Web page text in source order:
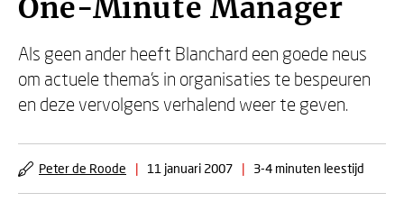
One-Minute Manager
Als geen ander heeft Blanchard een goede neus
om actuele thema's in organisaties te bespeuren
en deze vervolgens verhalend weer te geven.
Peter de Roode | 11 januari 2007 | 3-4 minuten leestijd